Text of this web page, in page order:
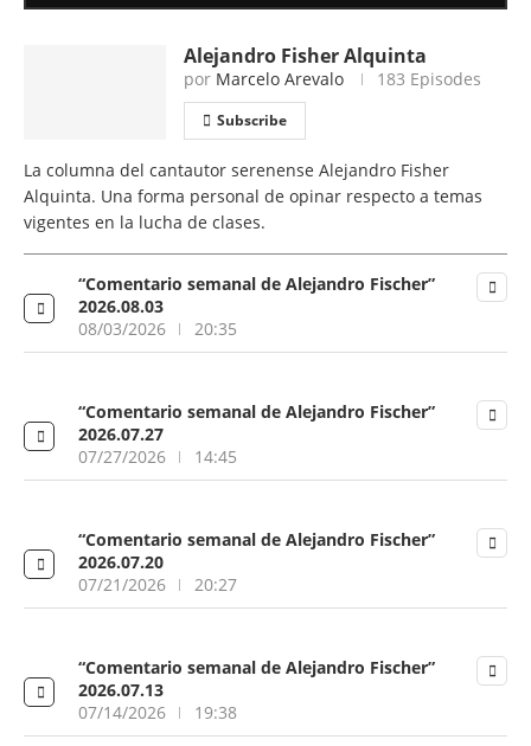
Alejandro Fisher Alquinta
por Marcelo Arevalo 183 Episodes
Subscribe
La columna del cantautor serenense Alejandro Fisher
Alquinta. Una forma personal de opinar respecto a temas
vigentes en la lucha de clases.
“Comentario semanal de Alejandro Fischer”
2026.08.03
08/03/2026
20:35
“Comentario semanal de Alejandro Fischer”
2026.07.27
07/27/2026
14:45
“Comentario semanal de Alejandro Fischer”
2026.07.20
07/21/2026
20:27
“Comentario semanal de Alejandro Fischer”
2026.07.13
07/14/2026
19:38